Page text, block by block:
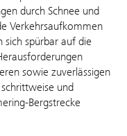
durch Schnee und
Verkehrsaufkommen
sich spürbar auf die
sowie zuverlässigen
und
Bergstrecke